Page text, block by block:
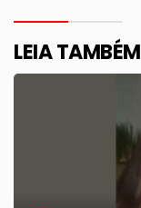
LEIA TAMBÉM